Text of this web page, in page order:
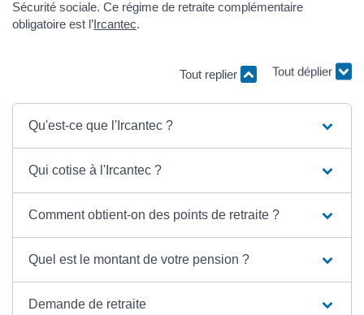
Sécurité sociale. Ce régime de retraite complémentaire
obligatoire est l’Ircantec.
Tout replier Tout déplier
Qu'est-ce que l'Ircantec ?
Qui cotise à l'Ircantec ?
Comment obtient-on des points de retraite ?
Quel est le montant de votre pension ?
Demande de retraite